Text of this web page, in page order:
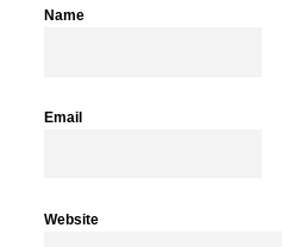
Name
Email
Website